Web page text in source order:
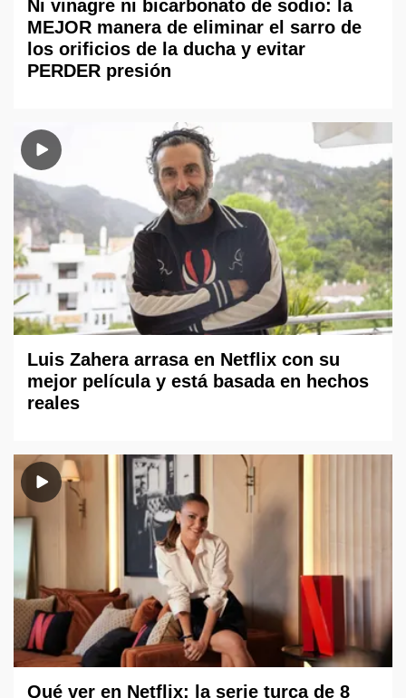
Ni vinagre ni bicarbonato de sodio: la
MEJOR manera de eliminar el sarro de
los orificios de la ducha y evitar
PERDER presión
Luis Zahera arrasa en Netflix con su
mejor película y está basada en hechos
reales
Qué ver en Netflix: la serie turca de 8